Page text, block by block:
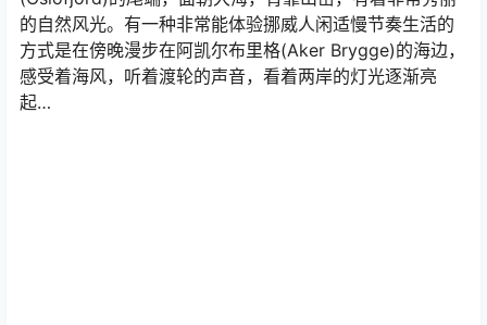
(Oslofjord)的尾端，面朝大海，背靠山峦，有着非常秀丽
的自然风光。有一种非常能体验挪威人闲适慢节奏生活的
方式是在傍晚漫步在阿凯尔布里格(Aker Brygge)的海边，
感受着海风，听着渡轮的声音，看着两岸的灯光逐渐亮
起…